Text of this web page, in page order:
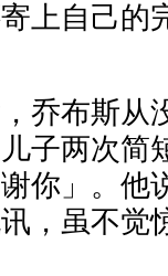
上自己的
乔布斯从
子两次简
你」。他
，虽不觉